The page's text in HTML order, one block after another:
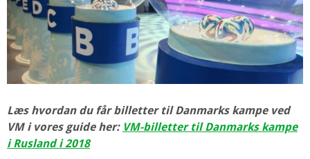
Læs hvordan du får billetter til Danmarks kampe ved
VM i vores guide her: VM-billetter til Danmarks kampe
i Rusland i 2018